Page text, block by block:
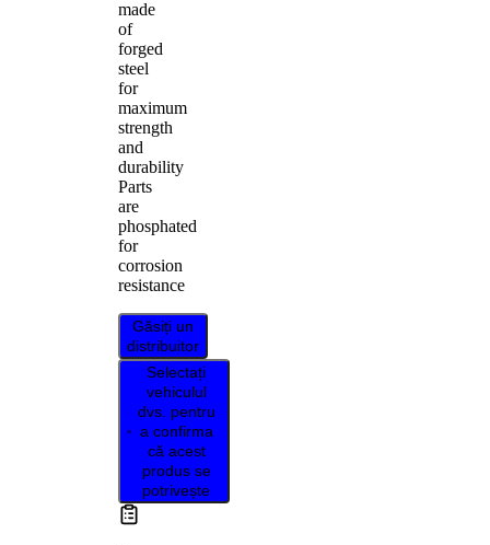
made
of
forged
steel
for
maximum
strength
and
durability
Parts
are
phosphated
for
corrosion
resistance
Găsiți un
distribuitor
Selectați
vehiculul
dvs. pentru
a confirma
că acest
produs se
potrivește